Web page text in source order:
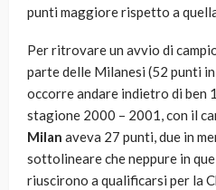
punti maggiore rispetto a
Per ritrovare un avvio di
parte delle Milanesi (52 punti
occorre andare indietro di ben
stagione 2000 – 2001, con il
Milan aveva 27 punti, due in
sottolineare che neppure in
riuscirono a qualificarsi per la